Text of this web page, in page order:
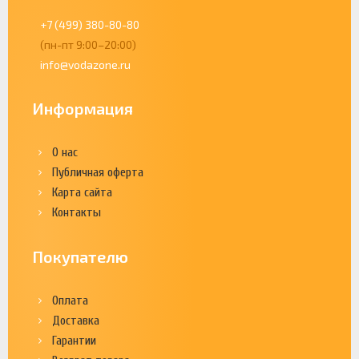
+7 (499) 380-80-80
(пн-пт 9:00–20:00)
info@vodazone.ru
Информация
О нас
Публичная оферта
Карта сайта
Контакты
Покупателю
Оплата
Доставка
Гарантии